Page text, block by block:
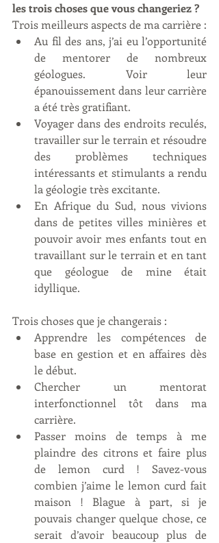
les trois choses que vous changeriez ?
Trois meilleurs aspects de ma carrière :
Au fil des ans, j’ai eu l’opportunité
de mentorer de nombreux
géologues. Voir leur
épanouissement dans leur carrière
a été très gratifiant.
Voyager dans des endroits reculés,
travailler sur le terrain et résoudre
des problèmes techniques
intéressants et stimulants a rendu
la géologie très excitante.
En Afrique du Sud, nous vivions
dans de petites villes minières et
pouvoir avoir mes enfants tout en
travaillant sur le terrain et en tant
que géologue de mine était
idyllique.
Trois choses que je changerais :
Apprendre les compétences de
base en gestion et en affaires dès
le début.
Chercher un mentorat
interfonctionnel tôt dans ma
carrière.
Passer moins de temps à me
plaindre des citrons et faire plus
de lemon curd ! Savez-vous
combien j’aime le lemon curd fait
maison ! Blague à part, si je
pouvais changer quelque chose, ce
serait d’avoir beaucoup plus de